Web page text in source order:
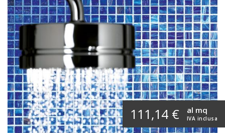
111,14 € IVA inclusa
al mq